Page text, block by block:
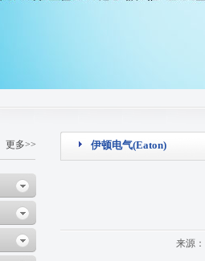
更多>> 伊顿电气(Eaton)
来源